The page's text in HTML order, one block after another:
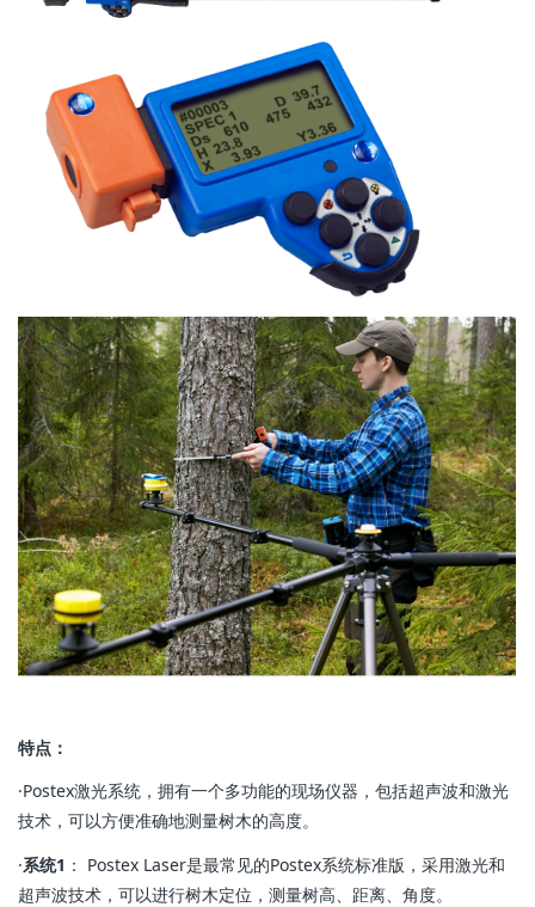
特点：
·Postex激光系统，拥有一个多功能的现场仪器，包括超声波和激光
技术，可以方便准确地测量树木的高度。
·系统1 ： Postex Laser是最常见的Postex系统标准版，采用激光和
超声波技术，可以进行树木定位，测量树高、距离、角度。